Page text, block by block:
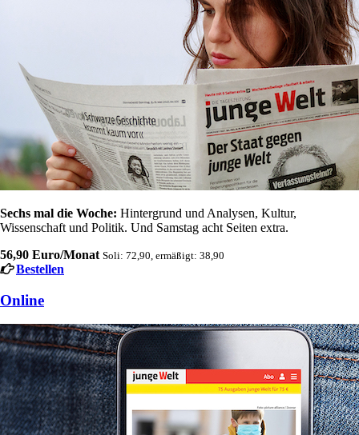
Sechs mal die Woche: Hintergrund und Analysen, Kultur,
Wissenschaft und Politik. Und Samstag acht Seiten extra.
56,90 Euro/Monat Soli: 72,90, ermäßigt: 38,90
Bestellen
Online